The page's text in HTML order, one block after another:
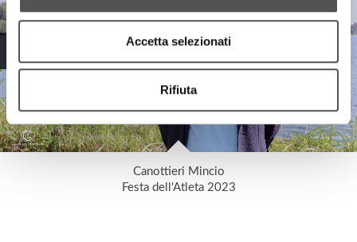
Accetta selezionati
Rifiuta
Canottieri Mincio
Festa dell'Atleta 2023